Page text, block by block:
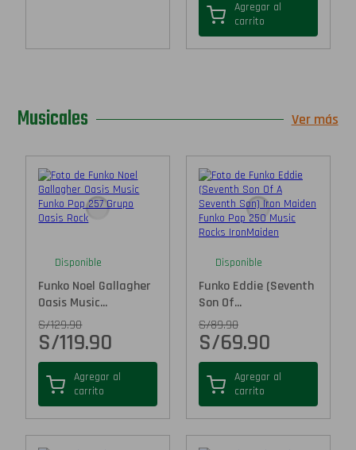
Agregar al
carrito
Musicales Ver más
Disponible
Funko Noel Gallagher
Oasis Music...
S/129.90
S/119.90
Agregar al
carrito
Disponible
Funko Eddie (Seventh
Son Of...
S/89.90
S/69.90
Agregar al
carrito